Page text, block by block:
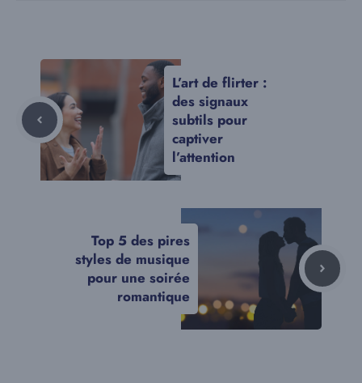
L’art de flirter :
des signaux
subtils pour
captiver
l’attention
Top 5 des pires
styles de musique
pour une soirée
romantique